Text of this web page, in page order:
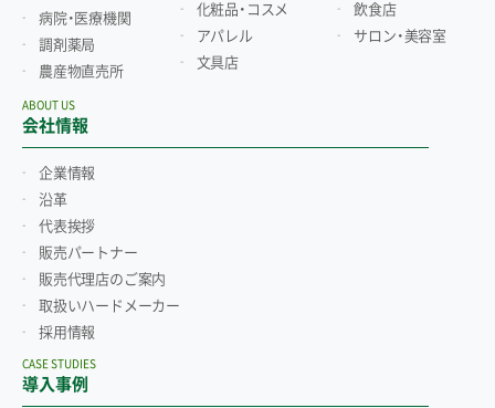
病院・医療機関
調剤薬局
農産物直売所
化粧品・コスメ
アパレル
文具店
飲食店
サロン・美容室
会社情報
ABOUT US
企業情報
沿革
代表挨拶
販売パートナー
販売代理店のご案内
取扱いハードメーカー
採用情報
導入事例
CASE STUDIES